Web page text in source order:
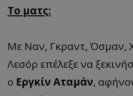
Το ματς:
Με Ναν, Γκραντ, Όσμαν,
Λεσόρ επέλεξε να
ο Εργκίν Αταμάν,